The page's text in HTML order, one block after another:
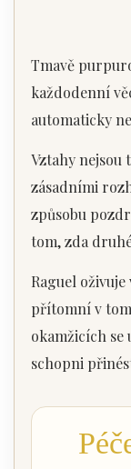
Tmavě
každodenní
automaticky
Vztahy nejsou
zásadními
způsobu
tom, zda
Raguel
přítomní v
okamžicích se
schopni